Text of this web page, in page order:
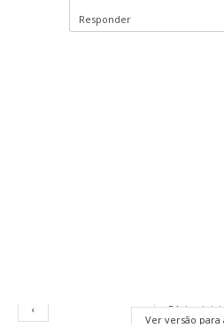
Responder
‹
Página
Ver versão para